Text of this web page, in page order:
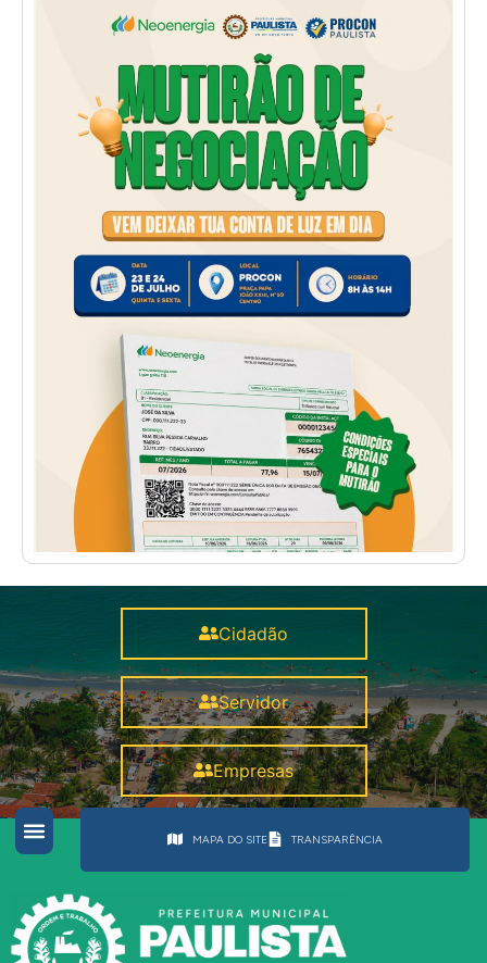
Cidadão
Servidor
Empresas
MAPA DO SITE TRANSPARÊNCIA